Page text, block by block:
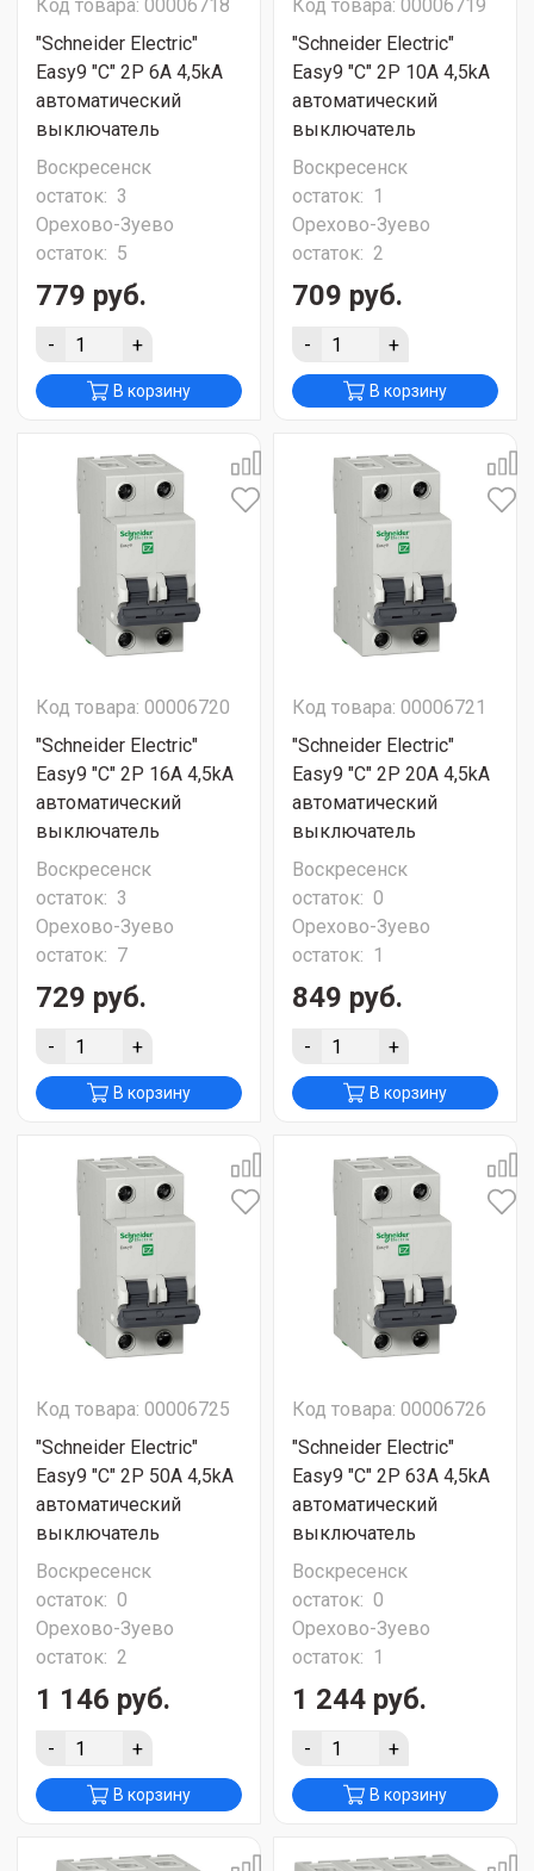
Код товара: 00006718
"Schneider Electric"
Easy9 "C" 2P 6A 4,5kA
автоматический
выключатель
Воскресенск
остаток: 3
Орехово-Зуево
остаток: 5
779 руб.
- +
В корзину
Код товара: 00006719
"Schneider Electric"
Easy9 "C" 2P 10A 4,5kA
автоматический
выключатель
Воскресенск
остаток: 1
Орехово-Зуево
остаток: 2
709 руб.
- +
В корзину
Код товара: 00006720
"Schneider Electric"
Easy9 "C" 2P 16A 4,5kA
автоматический
выключатель
Воскресенск
остаток: 3
Орехово-Зуево
остаток: 7
729 руб.
- +
В корзину
Код товара: 00006721
"Schneider Electric"
Easy9 "C" 2P 20A 4,5kA
автоматический
выключатель
Воскресенск
остаток: 0
Орехово-Зуево
остаток: 1
849 руб.
- +
В корзину
Код товара: 00006725
"Schneider Electric"
Easy9 "C" 2P 50A 4,5kA
автоматический
выключатель
Воскресенск
остаток: 0
Орехово-Зуево
остаток: 2
1 146 руб.
- +
В корзину
Код товара: 00006726
"Schneider Electric"
Easy9 "C" 2P 63A 4,5kA
автоматический
выключатель
Воскресенск
остаток: 0
Орехово-Зуево
остаток: 1
1 244 руб.
- +
В корзину